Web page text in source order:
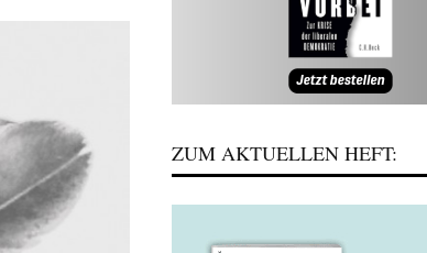
ZUM AKTUELLEN HEFT: